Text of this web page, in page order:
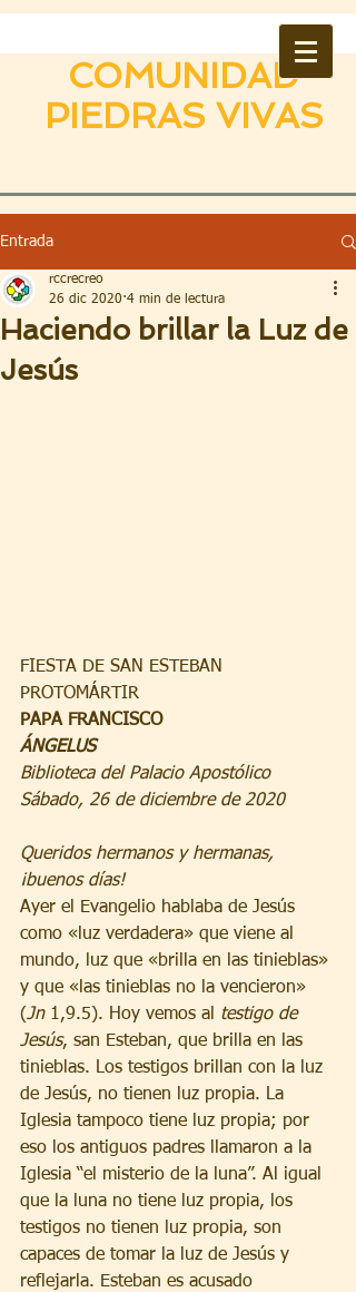
COMUNIDAD
PIEDRAS VIVAS
Entrada
Haciendo brillar la Luz de
Jesús
rccrecreo
26 dic 2020 4 min de lectura
FIESTA DE SAN ESTEBAN
PROTOMÁRTIR
PAPA FRANCISCO
ÁNGELUS
Biblioteca del Palacio Apostólico
Sábado, 26 de diciembre de 2020
Queridos hermanos y hermanas,
¡buenos días!
Ayer el Evangelio hablaba de Jesús
como «luz verdadera» que viene al
mundo, luz que «brilla en las tinieblas»
y que «las tinieblas no la vencieron»
(Jn 1,9.5). Hoy vemos al testigo de
Jesús, san Esteban, que brilla en las
tinieblas. Los testigos brillan con la luz
de Jesús, no tienen luz propia. La
Iglesia tampoco tiene luz propia; por
eso los antiguos padres llamaron a la
Iglesia “el misterio de la luna”. Al igual
que la luna no tiene luz propia, los
testigos no tienen luz propia, son
capaces de tomar la luz de Jesús y
reflejarla. Esteban es acusado